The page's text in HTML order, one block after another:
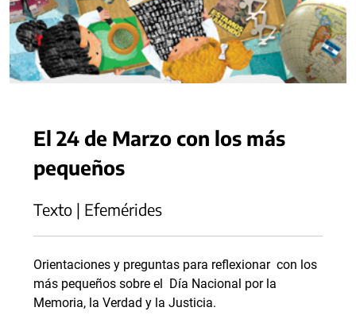
El 24 de Marzo con los más
pequeños
Texto | Efemérides
Orientaciones y preguntas para reflexionar con los
más pequeños sobre el Día Nacional por la
Memoria, la Verdad y la Justicia.